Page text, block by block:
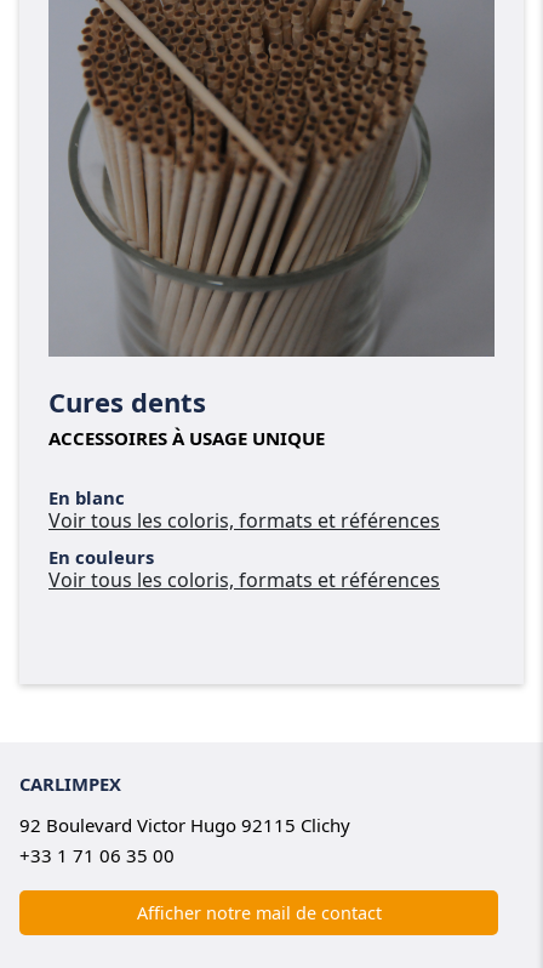
Cures dents
ACCESSOIRES À USAGE UNIQUE
En blanc
Voir tous les coloris, formats et références
En couleurs
Voir tous les coloris, formats et références
CARLIMPEX
92 Boulevard Victor Hugo 92115 Clichy
+33 1 71 06 35 00
Afficher notre mail de contact